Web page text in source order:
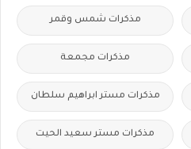
مذكرات شمس وقمر
مذكرات مجمعة
مذكرات مستر ابراهيم سلطان
مذكرات مستر سعيد الحيت